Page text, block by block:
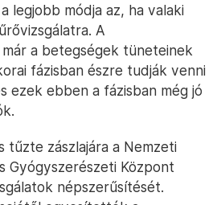
legjobb módja az, ha valaki
A
a betegségek tüneteinek
fázisban észre tudják venni
ezek ebben a fázisban még jó
tűzte zászlajára a Nemzeti
Gyógyszerészeti Központ
népszerűsítését.